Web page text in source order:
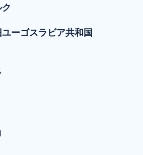
ーゴスラビア共和国